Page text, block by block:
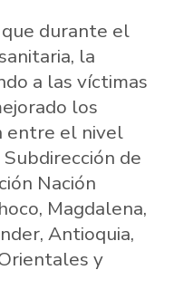
durante el
la
a las víctimas
los
entre el nivel
de
Nación
Magdalena,
Antioquia,
y